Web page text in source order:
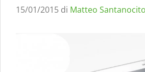
15/01/2015 di Matteo Santanocito